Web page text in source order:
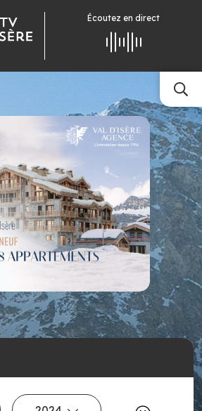
Écoutez en direct